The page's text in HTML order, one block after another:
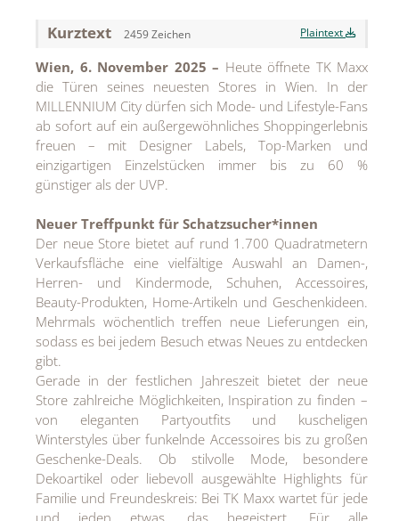
Jean Paul Gaultier
Lindt & Sprüngli
Nägele & Strubell
PUIG
Rabanne
Sicheldorfer Heilwasser
TK Maxx
True Co.
VOSSEN
WELEDA
MEDIA
ÜBER
KONTAKT
Kurztext 2459 Zeichen Plaintext
Wien, 6. November 2025 – Heute öffnete TK Maxx
die Türen seines neuesten Stores in Wien. In der
MILLENNIUM City dürfen sich Mode- und Lifestyle-Fans
ab sofort auf ein außergewöhnliches Shoppingerlebnis
freuen – mit Designer Labels, Top-Marken und
einzigartigen Einzelstücken immer bis zu 60 %
günstiger als der UVP.
Neuer Treffpunkt für Schatzsucher*innen
Der neue Store bietet auf rund 1.700 Quadratmetern
Verkaufsfläche eine vielfältige Auswahl an Damen-,
Herren- und Kindermode, Schuhen, Accessoires,
Beauty-Produkten, Home-Artikeln und Geschenkideen.
Mehrmals wöchentlich treffen neue Lieferungen ein,
sodass es bei jedem Besuch etwas Neues zu entdecken
gibt.
Gerade in der festlichen Jahreszeit bietet der neue
Store zahlreiche Möglichkeiten, Inspiration zu finden –
von eleganten Partyoutfits und kuscheligen
Winterstyles über funkelnde Accessoires bis zu großen
Geschenke-Deals. Ob stilvolle Mode, besondere
Dekoartikel oder liebevoll ausgewählte Highlights für
Familie und Freundeskreis: Bei TK Maxx wartet für jede
und jeden etwas, das begeistert. Für alle